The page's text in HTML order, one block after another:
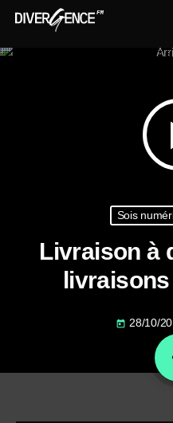
Sois
Livraison à
today 28/10/